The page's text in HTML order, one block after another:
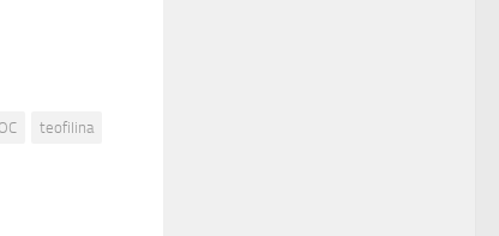
teofilina